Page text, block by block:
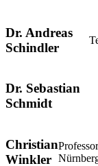
Dr. Andreas
Schindler
Dr. Sebastian
Schmidt
Christian
Winkler